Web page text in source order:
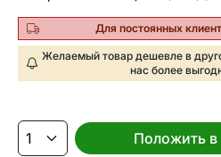
Для постоянных
Желаемый товар дешевле в
нас более
Положить в